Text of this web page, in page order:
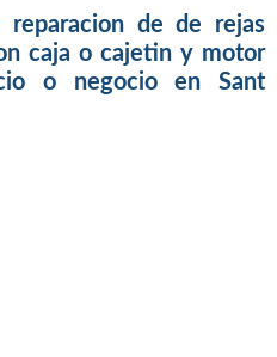
reparacion de de rejas
caja o cajetin y motor
o negocio en Sant